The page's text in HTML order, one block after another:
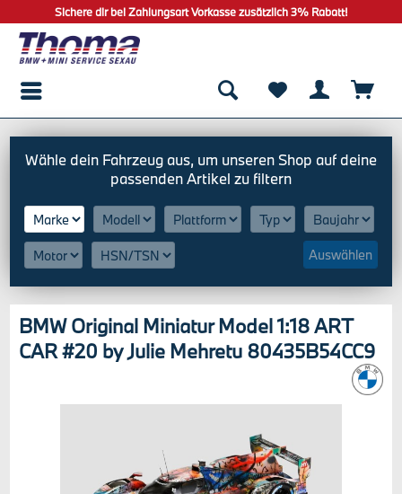
Sichere dir bei Zahlungsart Vorkasse zusätzlich 3% Rabatt!
Auswählen
BMW Original Miniatur Model 1:18 ART
CAR #20 by Julie Mehretu 80435B54CC9